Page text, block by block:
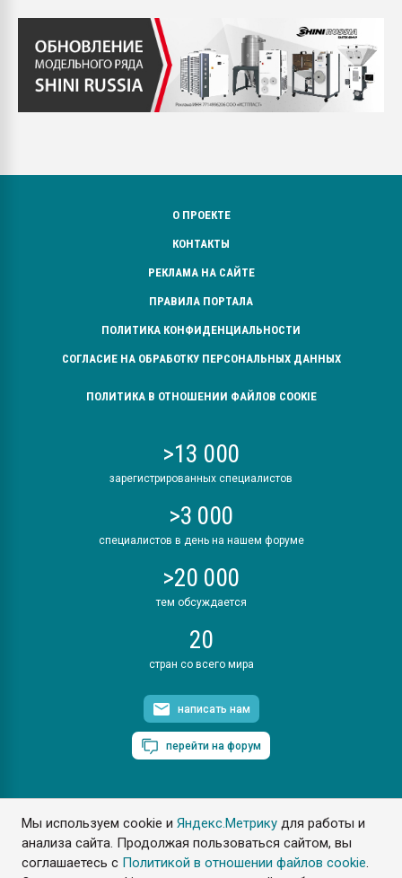
Мы используем cookie иЯндекс.Метрику для работы и
анализа сайта. Продолжая пользоваться сайтом, вы
соглашаетесь с Политикой в отношении файлов cookie.
О ПРОЕКТЕ
КОНТАКТЫ
РЕКЛАМА НА САЙТЕ
ПРАВИЛА ПОРТАЛА
ПОЛИТИКА КОНФИДЕНЦИАЛЬНОСТИ
СОГЛАСИЕ НА ОБРАБОТКУ ПЕРСОНАЛЬНЫХ ДАННЫХ
ПОЛИТИКА В ОТНОШЕНИИ ФАЙЛОВ COOKIE
>13 000
зарегистрированных специалистов
>3 000
специалистов в день на нашем форуме
>20 000
тем обсуждается
20
стран со всего мира
написать нам
перейти на форум
ПластЭксперт © 2006. Все права защищены
Разрешается копирование материалов сайта с обязательной
ссылкой на www.e-plastic.ru